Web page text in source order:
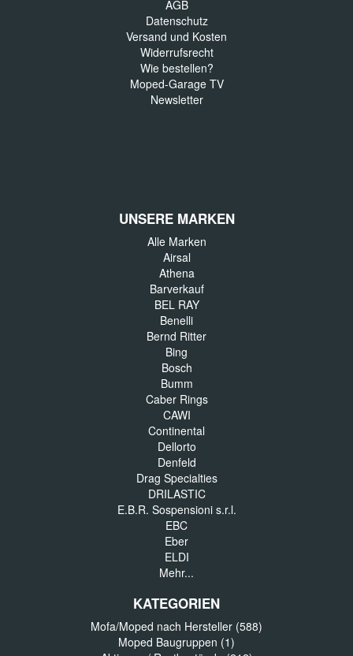
AGB
Datenschutz
Versand und Kosten
Widerrufsrecht
Wie bestellen?
Moped-Garage TV
Newsletter
UNSERE MARKEN
Alle Marken
Airsal
Athena
Barverkauf
BEL RAY
Benelli
Bernd Ritter
Bing
Bosch
Bumm
Caber Rings
CAWI
Continental
Dellorto
Denfeld
Drag Specialties
DRILASTIC
E.B.R. Sospensioni s.r.l.
EBC
Eber
ELDI
Mehr...
KATEGORIEN
Mofa/Moped nach Hersteller (588)
Moped Baugruppen (1)